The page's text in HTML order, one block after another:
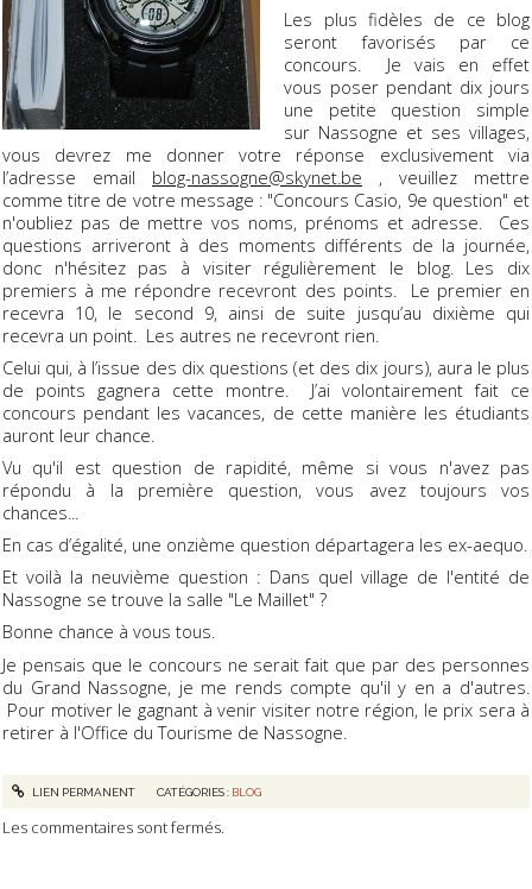
Les plus fidèles de ce blog
seront favorisés par ce
concours. Je vais en effet
vous poser pendant dix jours
une petite question simple
sur Nassogne et ses villages,
vous devrez me donner votre réponse exclusivement via
l’adresse email blog-nassogne@skynet.be , veuillez mettre
comme titre de votre message : "Concours Casio, 9e question" et
n'oubliez pas de mettre vos noms, prénoms et adresse. Ces
questions arriveront à des moments différents de la journée,
donc n'hésitez pas à visiter régulièrement le blog. Les dix
premiers à me répondre recevront des points. Le premier en
recevra 10, le second 9, ainsi de suite jusqu’au dixième qui
recevra un point. Les autres ne recevront rien.
Celui qui, à l’issue des dix questions (et des dix jours), aura le plus
de points gagnera cette montre. J’ai volontairement fait ce
concours pendant les vacances, de cette manière les étudiants
auront leur chance.
Vu qu'il est question de rapidité, même si vous n'avez pas
répondu à la première question, vous avez toujours vos
chances...
En cas d’égalité, une onzième question départagera les ex-aequo.
Et voilà la neuvième question : Dans quel village de l'entité de
Nassogne se trouve la salle "Le Maillet" ?
Bonne chance à vous tous.
Je pensais que le concours ne serait fait que par des personnes
du Grand Nassogne, je me rends compte qu'il y en a d'autres.
Pour motiver le gagnant à venir visiter notre région, le prix sera à
retirer à l'Office du Tourisme de Nassogne.
LIEN PERMANENT CATÉGORIES : BLOG
Les commentaires sont fermés.